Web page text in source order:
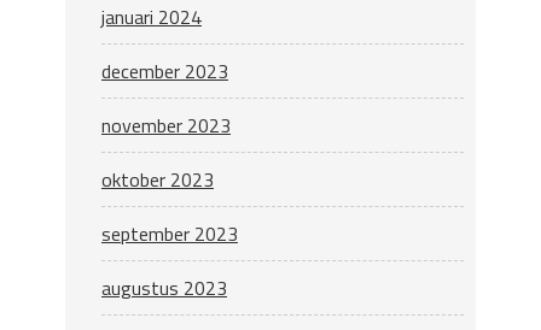
januari 2024
december 2023
november 2023
oktober 2023
september 2023
augustus 2023